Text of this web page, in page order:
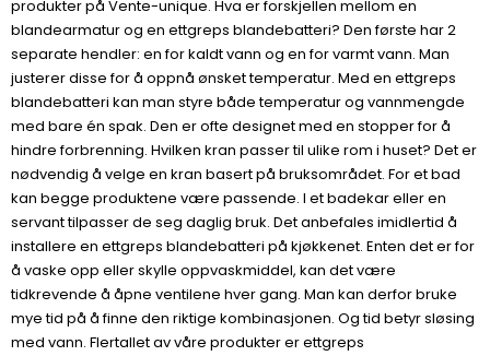
produkter på Vente-unique. Hva er forskjellen mellom en
blandearmatur og en ettgreps blandebatteri? Den første har 2
separate hendler: en for kaldt vann og en for varmt vann. Man
justerer disse for å oppnå ønsket temperatur. Med en ettgreps
blandebatteri kan man styre både temperatur og vannmengde
med bare én spak. Den er ofte designet med en stopper for å
hindre forbrenning. Hvilken kran passer til ulike rom i huset? Det er
nødvendig å velge en kran basert på bruksområdet. For et bad
kan begge produktene være passende. I et badekar eller en
servant tilpasser de seg daglig bruk. Det anbefales imidlertid å
installere en ettgreps blandebatteri på kjøkkenet. Enten det er for
å vaske opp eller skylle oppvaskmiddel, kan det være
tidkrevende å åpne ventilene hver gang. Man kan derfor bruke
mye tid på å finne den riktige kombinasjonen. Og tid betyr sløsing
med vann. Flertallet av våre produkter er ettgreps